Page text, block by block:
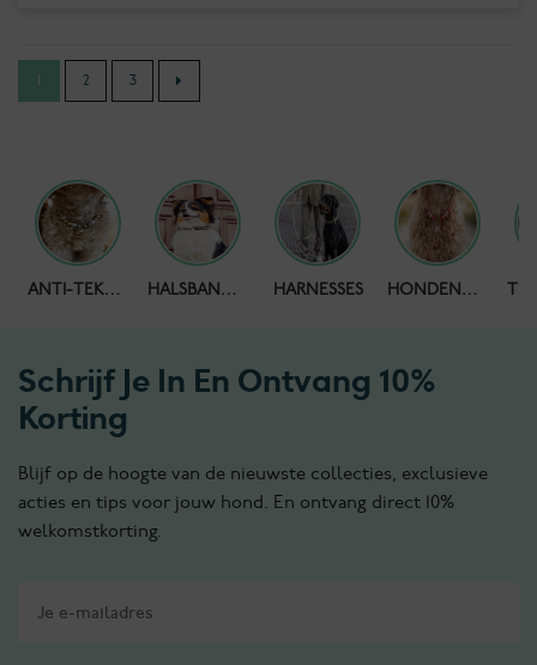
ANTI-TEKENBAND HALSBANDEN HARNESSES HONDENKETTING
1 2 3
Schrijf Je In En Ontvang 10%
Korting
Blijf op de hoogte van de nieuwste collecties, exclusieve
acties en tips voor jouw hond. En ontvang direct 10%
welkomstkorting.